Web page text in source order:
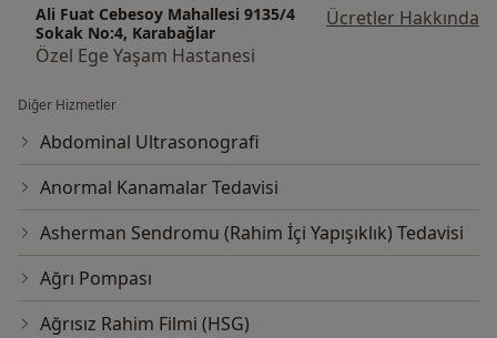
Ali Fuat Cebesoy Mahallesi 9135/4
Sokak No:4, Karabağlar
Ücretler Hakkında
Özel Ege Yaşam Hastanesi
Diğer Hizmetler
Abdominal Ultrasonografi
Anormal Kanamalar Tedavisi
Asherman Sendromu (Rahim İçi Yapışıklık) Tedavisi
Ağrı Pompası
Ağrısız Rahim Filmi (HSG)